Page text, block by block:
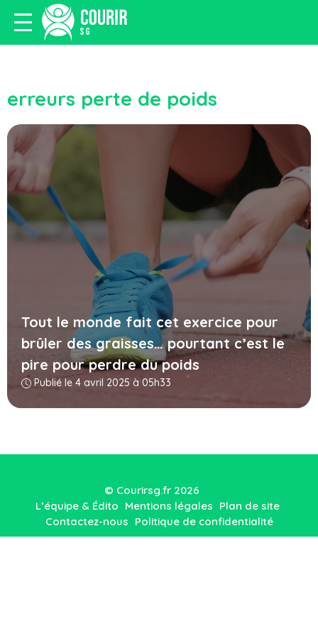
erreurs perte de poids
Tout le monde fait cet exercice pour
brûler des graisses… pourtant c’est le
pire pour perdre du poids
Publié le 4 avril 2025 à 05h33
© Courirsg.fr 2026
L’équipe & Édito Mentions légales Plan de site
Contactez-nous Politique de confidentialité